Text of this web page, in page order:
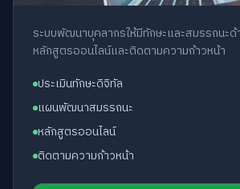
ระบบพัฒนาบุคลากรให้มีทักษะและสมรรถนะ
หลักสูตรออนไลน์และติดตามความก้าวหน้า
ประเมินทักษะดิจิทัล
แผนพัฒนาสมรรถนะ
หลักสูตรออนไลน์
ติดตามความก้าวหน้า